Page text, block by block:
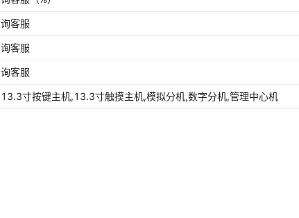
询客服
询客服
询客服
13.3寸按键主机,13.3寸触摸主机,模拟分机,数字分机,管理中心机